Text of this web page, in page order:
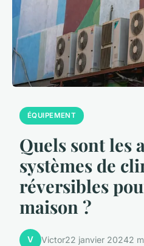
ÉQUIPEMENT
Quels sont les
systèmes de
réversibles
maison ?
V Victor22 janvier 20242